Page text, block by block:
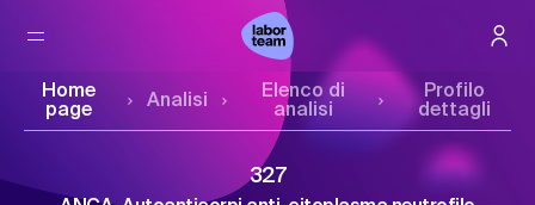
Home
page
Analisi
Elenco di
analisi
Profilo
dettagli
327